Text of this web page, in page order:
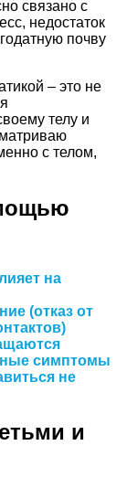
связано с
недостаток
почву
– это не
телу и
с телом,
на
(отказ от
симптомы
не
и